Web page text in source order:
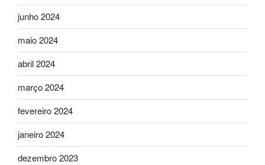
junho 2024
maio 2024
abril 2024
março 2024
fevereiro 2024
janeiro 2024
dezembro 2023